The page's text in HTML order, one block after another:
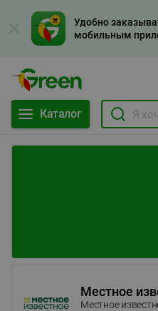
Удобно
мобильным
Каталог
Местное
Местное